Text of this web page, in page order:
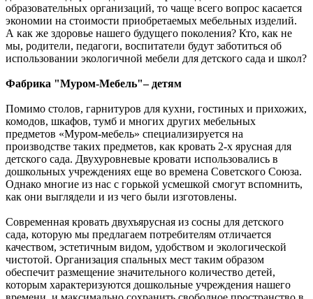
образовательных организаций, то чаще всего вопрос касается
экономии на стоимости приобретаемых мебельных изделий.
А как же здоровье нашего будущего поколения? Кто, как не
мы, родители, педагоги, воспитатели будут заботиться об
использовании экологичной мебели для детского сада и школ?
Фабрика "Муром-Мебель"– детям
Помимо столов, гарнитуров для кухни, гостиных и прихожих,
комодов, шкафов, тумб и многих других мебельных
предметов «Муром-мебель» специализируется на
производстве таких предметов, как кровать 2-х ярусная для
детского сада. Двухуровневые кровати использовались в
дошкольных учреждениях еще во времена Советского Союза.
Однако многие из нас с горькой усмешкой смогут вспомнить,
как они выглядели и из чего были изготовлены.
Современная кровать двухъярусная из сосны для детского
сада, которую мы предлагаем потребителям отличается
качеством, эстетичным видом, удобством и экологической
чистотой. Организация спальных мест таким образом
обеспечит размещение значительного количество детей,
которым характеризуются дошкольные учреждения нашего